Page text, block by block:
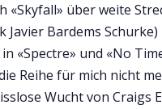
«Skyfall» über weite
Javier Bardems
«Spectre» und «No
Reihe für mich nicht
Wucht von Craigs